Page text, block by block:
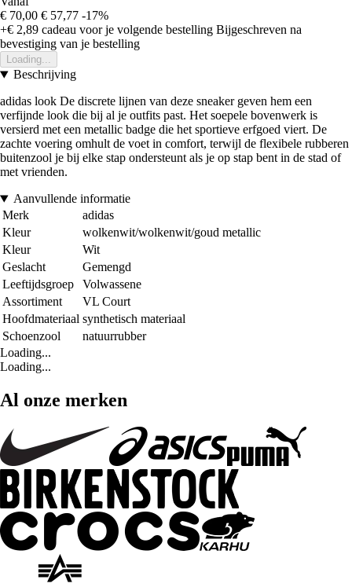
€ 70,00 € 57,77 -17%
+€ 2,89 cadeau voor je volgende bestelling Bijgeschreven na
bevestiging van je bestelling
Loading...
Beschrijving
adidas look De discrete lijnen van deze sneaker geven hem een
verfijnde look die bij al je outfits past. Het soepele bovenwerk is
versierd met een metallic badge die het sportieve erfgoed viert. De
zachte voering omhult de voet in comfort, terwijl de flexibele rubberen
buitenzool je bij elke stap ondersteunt als je op stap bent in de stad of
met vrienden.
Aanvullende informatie
Merk
adidas
Kleur
wolkenwit/wolkenwit/goud metallic
Kleur
Wit
Geslacht
Gemengd
Leeftijdsgroep
Volwassene
Assortiment
VL Court
Hoofdmateriaal synthetisch materiaal
Schoenzool
natuurrubber
Loading...
Loading...
Al onze merken